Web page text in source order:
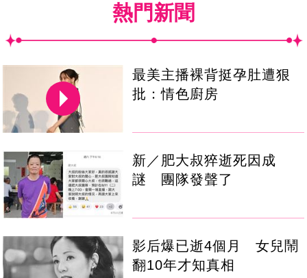
熱門新聞
最美主播裸背挺孕肚遭狠
批：情色廚房
新／肥大叔猝逝死因成
謎 團隊發聲了
影后爆已逝4個月 女兒鬧
翻10年才知真相